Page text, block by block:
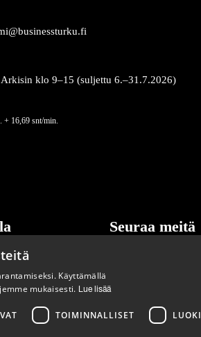
klo 9–15 (suljettu 6.–31.7.2026)
+ 16,69 snt/min.
Seuraa meitä
Käyttämällä
mukaisesti. Lue lisää
TOIMINNALLISET